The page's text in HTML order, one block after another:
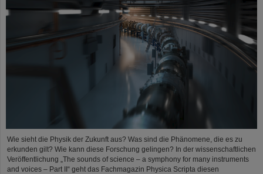
Wie sieht die Physik der Zukunft aus? Was sind die Phänomene, die es zu
erkunden gilt? Wie kann diese Forschung gelingen? In der wissenschaftlichen
Veröffentlichung „The sounds of science – a symphony for many instruments
and voices – Part II“ geht das Fachmagazin Physica Scripta diesen